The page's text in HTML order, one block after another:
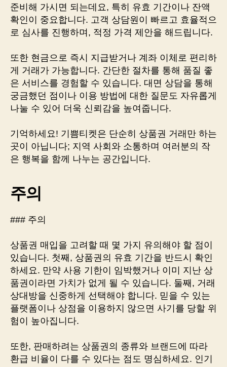
준비해 가시면 되는데요, 특히 유효 기간이나 잔액
확인이 중요합니다. 고객 상담원이 빠르고 효율적으
로 심사를 진행하며, 적정 가격 제안을 해드립니다.
또한 현금으로 즉시 지급받거나 계좌 이체로 편리하
게 거래가 가능합니다. 간단한 절차를 통해 품질 좋
은 서비스를 경험할 수 있습니다. 대면 상담을 통해
궁금했던 점이나 이용 방법에 대한 질문도 자유롭게
나눌 수 있어 더욱 신뢰감을 높여줍니다.
기억하세요! 기쁨티켓은 단순히 상품권 거래만 하는
곳이 아닙니다; 지역 사회와 소통하며 여러분의 작
은 행복을 함께 나누는 공간입니다.
주의
### 주의
상품권 매입을 고려할 때 몇 가지 유의해야 할 점이
있습니다. 첫째, 상품권의 유효 기간을 반드시 확인
하세요. 만약 사용 기한이 임박했거나 이미 지난 상
품권이라면 가치가 없게 될 수 있습니다. 둘째, 거래
상대방을 신중하게 선택해야 합니다. 믿을 수 있는
플랫폼이나 상점을 이용하지 않으면 사기를 당할 위
험이 높아집니다.
또한, 판매하려는 상품권의 종류와 브랜드에 따라
환급 비율이 다를 수 있다는 점도 명심하세요. 인기